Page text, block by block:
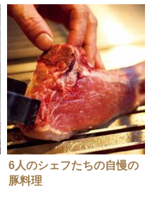
6人のシェフたちの自慢の
豚料理